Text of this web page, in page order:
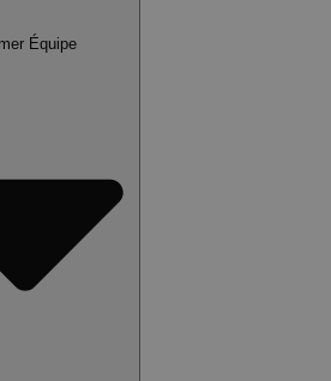
Équipe